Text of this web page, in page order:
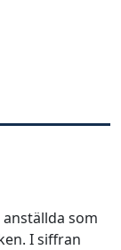
som
I siffran